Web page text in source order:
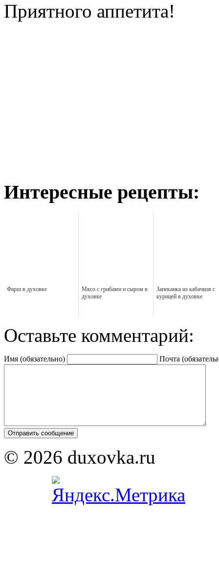
Приятного аппетита!
Интересные рецепты:
Фарш в духовке
Мясо с грибами и сыром в
духовке
Запеканка из кабачков с
курицей в духовке
Оставьте комментарий:
Имя (обязательно) Почта
© 2026 duxovka.ru